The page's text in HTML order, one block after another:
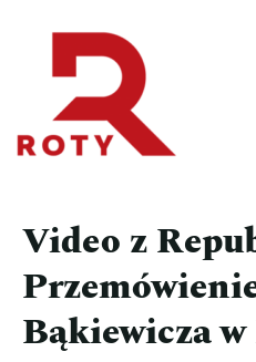
Video z
Bąkiewicza